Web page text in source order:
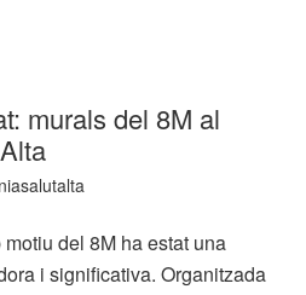
murals del 8M al
motiu del 8M ha estat una
i significativa. Organitzada